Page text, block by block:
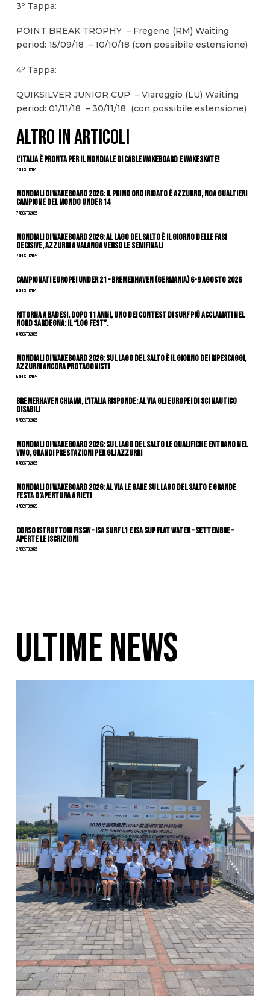
3º Tappa:
POINT BREAK TROPHY – Fregene (RM) Waiting
period: 15/09/18 – 10/10/18 (con possibile estensione)
4º Tappa:
QUIKSILVER JUNIOR CUP – Viareggio (LU) Waiting
period: 01/11/18 – 30/11/18 (con possibile estensione)
ALTRO IN ARTICOLI
L’Italia è pronta per il Mondiale di Cable Wakeboard e Wakeskate!
7 Agosto 2026
Mondiali di Wakeboard 2026: il primo oro iridato è azzurro, Noa Gualtieri
campione del mondo Under 14
7 Agosto 2026
Mondiali di Wakeboard 2026: al Lago del Salto è il giorno delle fasi
decisive, azzurri a valanga verso le semifinali
7 Agosto 2026
Campionati Europei Under 21 – Bremerhaven (Germania) 6-9 agosto 2026
6 Agosto 2026
Ritorna a Badesi, dopo 11 anni, uno dei contest di surf più acclamati nel
nord Sardegna: il “Log Fest”.
6 Agosto 2026
Mondiali di Wakeboard 2026: sul Lago del Salto è il giorno dei ripescaggi,
azzurri ancora protagonisti
5 Agosto 2026
Bremerhaven chiama, l’Italia risponde: al via gli Europei di Sci Nautico
Disabili
5 Agosto 2026
Mondiali di Wakeboard 2026: sul Lago del Salto le qualifiche entrano nel
vivo, grandi prestazioni per gli azzurri
5 Agosto 2026
Mondiali di Wakeboard 2026: al via le gare sul Lago del Salto e grande
festa d’apertura a Rieti
4 Agosto 2026
CORSO ISTRUTTORI FISSW – ISA SURF L1 e ISA SUP Flat Water – SETTEMBRE –
APERTE LE ISCRIZIONI
2 Agosto 2026
ULTIME NEWS